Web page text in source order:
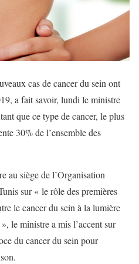
cas de cancer du sein ont
a fait savoir, lundi le ministre
que ce type de cancer, le plus
30% de l’ensemble des
au siège de l’Organisation
sur « le rôle des premières
le cancer du sein à la lumière
le ministre a mis l’accent sur
du cancer du sein pour